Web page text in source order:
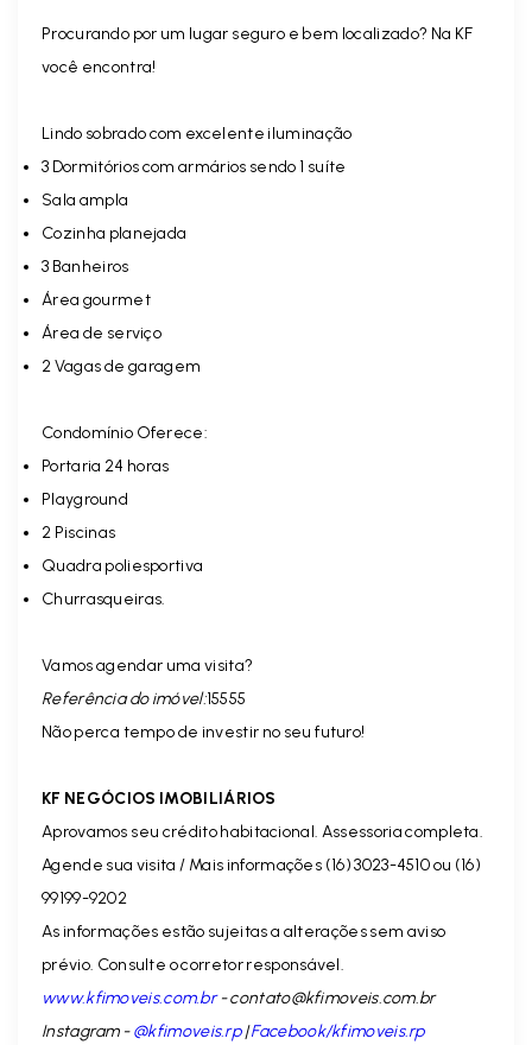
Procurando por um lugar seguro e bem localizado? Na KF
você encontra!
Lindo sobrado com excelente iluminação
3 Dormitórios com armários sendo 1 suíte
Sala ampla
Cozinha planejada
3 Banheiros
Área gourmet
Área de serviço
2 Vagas de garagem
Condomínio Oferece:
Portaria 24 horas
Playground
2 Piscinas
Quadra poliesportiva
Churrasqueiras.
Vamos agendar uma visita?
Referência do imóvel:15555
Não perca tempo de investir no seu futuro!
KF NEGÓCIOS IMOBILIÁRIOS
Aprovamos seu crédito habitacional. Assessoria completa.
Agende sua visita / Mais informações (16) 3023-4510 ou (16)
99199-9202
As informações estão sujeitas a alterações sem aviso
prévio. Consulte o corretor responsável.
www.kfimoveis.com.br-contato@kfimoveis.com.br
Instagram -@kfimoveis.rp|Facebook/kfimoveis.rp